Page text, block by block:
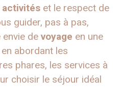
activités et le respect de
guider, pas à pas,
de voyage en une
abordant les
phares, les services à
choisir le séjour idéal